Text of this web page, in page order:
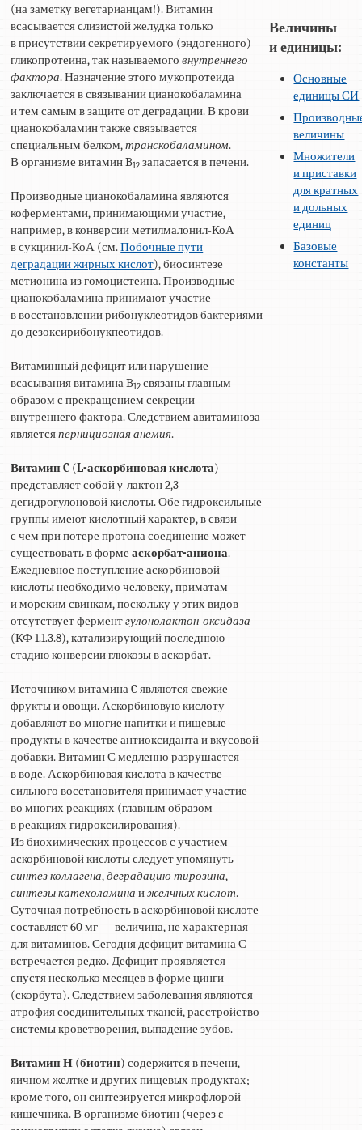
(на заметку вегетарианцам!). Витамин
всасывается слизистой желудка только
в присутствии секретируемого (эндогенного)
гликопротеина, так называемоговнутреннего
фактора. Назначение этого мукопротеида
заключается в связывании цианокобаламина
и тем самым в защите от деградации. В крови
цианокобаламин также связывается
специальным белком,транскобаламином.
В организме витамин B12 запасается в печени.
Производные цианокобаламина являются
коферментами, принимающими участие,
например, в конверсии метилмалонил-КоА
в сукцинил-КоА (см.Побочные пути
деградации жирных кислот), биосинтезе
метионина из гомоцистеина. Производные
цианокобаламина принимают участие
в восстановлении рибонуклеотидов бактериями
до дезоксирибонукпеотидов.
Витаминный дефицит или нарушение
всасывания витамина B12 связаны главным
образом с прекращением секреции
внутреннего фактора. Следствием авитаминоза
являетсяпернициозная анемия.
Витамин C (L-аскорбиновая кислота)
представляет собой γ-лактон 2,3-
дегидрогулоновой кислоты. Обе гидроксильные
группы имеют кислотный характер, в связи
с чем при потере протона соединение может
существовать в формеаскорбат-аниона.
Ежедневное поступление аскорбиновой
кислоты необходимо человеку, приматам
и морским свинкам, поскольку у этих видов
отсутствует ферментгулонолактон-оксидаза
(КФ 1.1.3.8), катализирующий последнюю
стадию конверсии глюкозы в аскорбат.
Источником витамина C являются свежие
фрукты и овощи. Аскорбиновую кислоту
добавляют во многие напитки и пищевые
продукты в качестве антиоксиданта и вкусовой
добавки. Витамин С медленно разрушается
в воде. Аскорбиновая кислота в качестве
сильного восстановителя принимает участие
во многих реакциях (главным образом
в реакциях гидроксилирования).
Из биохимических процессов с участием
аскорбиновой кислоты следует упомянуть
синтез коллагена,деградацию тирозина,
синтезы катехоламина ижелчных кислот.
Суточная потребность в аскорбиновой кислоте
составляет 60 мг — величина, не характерная
для витаминов. Сегодня дефицит витамина С
встречается редко. Дефицит проявляется
спустя несколько месяцев в форме цинги
(скорбута). Следствием заболевания являются
атрофия соединительных тканей, расстройство
системы кроветворения, выпадение зубов.
Витамин Н (биотин) содержится в печени,
яичном желтке и других пищевых продуктах;
кроме того, он синтезируется микрофлорой
кишечника. В организме биотин (через ε-
Величины
и единицы:
Основные
единицы СИ
величины
Множители
и приставки
для кратных
и дольных
единиц
Базовые
константы